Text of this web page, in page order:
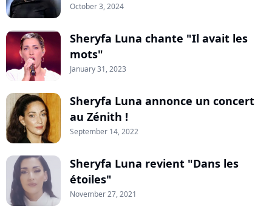
October 3, 2024
Sheryfa Luna chante "Il avait les
mots"
January 31, 2023
Sheryfa Luna annonce un concert
au Zénith !
September 14, 2022
Sheryfa Luna revient "Dans les
étoiles"
November 27, 2021